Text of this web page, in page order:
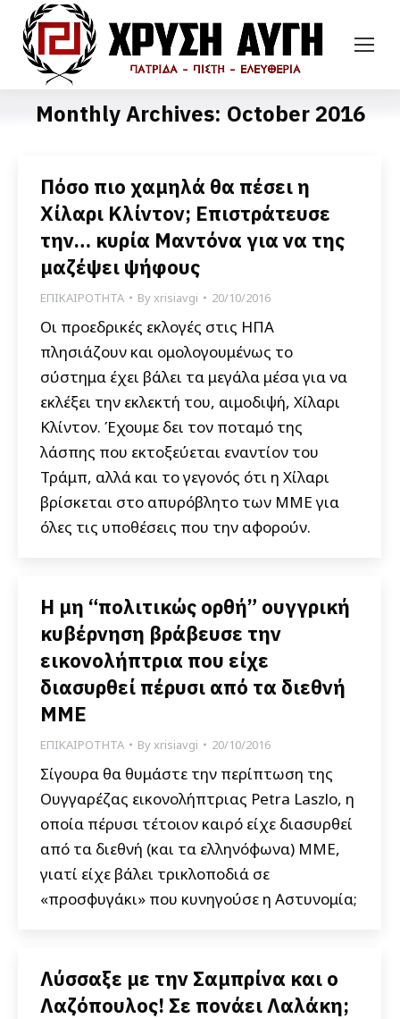
Monthly Archives: October 2016
Πόσο πιο χαμηλά θα πέσει η
Χίλαρι Κλίντον; Επιστράτευσε
την… κυρία Μαντόνα για να της
μαζέψει ψήφους
ΕΠΙΚΑΙΡΟΤΗΤΑ Byxrisiavgi 20/10/2016
Οι προεδρικές εκλογές στις ΗΠΑ
πλησιάζουν και ομολογουμένως το
σύστημα έχει βάλει τα μεγάλα μέσα για να
εκλέξει την εκλεκτή του, αιμοδιψή, Χίλαρι
Κλίντον. Έχουμε δει τον ποταμό της
λάσπης που εκτοξεύεται εναντίον του
Τράμπ, αλλά και το γεγονός ότι η Χίλαρι
βρίσκεται στο απυρόβλητο των ΜΜΕ για
όλες τις υποθέσεις που την αφορούν.
Η μη “πολιτικώς ορθή” ουγγρική
κυβέρνηση βράβευσε την
εικονολήπτρια που είχε
διασυρθεί πέρυσι από τα διεθνή
ΜΜΕ
ΕΠΙΚΑΙΡΟΤΗΤΑ Byxrisiavgi 20/10/2016
Σίγουρα θα θυμάστε την περίπτωση της
Ουγγαρέζας εικονολήπτριας Petra Laszlo, η
οποία πέρυσι τέτοιον καιρό είχε διασυρθεί
από τα διεθνή (και τα ελληνόφωνα) ΜΜΕ,
γιατί είχε βάλει τρικλοποδιά σε
«προσφυγάκι» που κυνηγούσε η Αστυνομία;
Λύσσαξε με την Σαμπρίνα και ο
Λαζόπουλος! Σε πονάει Λαλάκη;